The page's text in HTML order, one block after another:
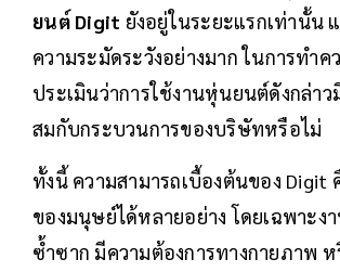
ยนต์ Digit ยังอยู่ในระยะแรกเท่านั้น
ความระมัดระวังอย่างมาก ในการทำค
ประเมินว่าการใช้งานหุ่นยนต์ดังกล่าว
สมกับกระบวนการของบริษัทหรือไม่
ทั้งนี้ ความสามารถเบื้องต้นของ Digit
ของมนุษย์ได้หลายอย่าง โดยเฉพาะง
ซ้ำซาก มีความต้องการทางกายภาพ